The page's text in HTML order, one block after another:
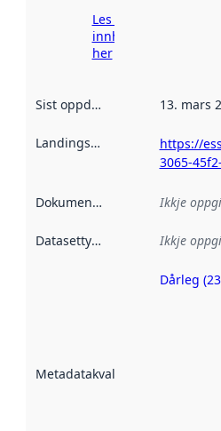
Les meir om
innhenting
her
Sist oppdatert 13. mars
Landingsside
https://
3065-
Dokumentasjon Ikkje
Datasettype Ikkje
Metadatakvalitet
Dårleg